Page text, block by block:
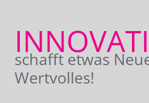
schafft etwas
Wertvolles!